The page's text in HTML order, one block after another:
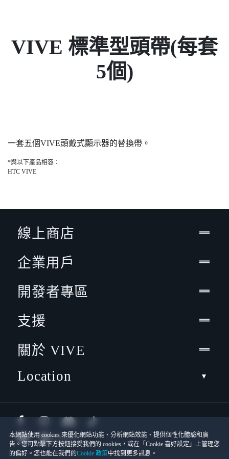
VIVE 標準型頭帶(每套
5個)
一套五個VIVE頭戴式顯示器的替換帶。
*與以下產品相容：
HTC VIVE
本網站使用 cookies 來優化網站功能、分析網站效能、提供個性化體驗和廣
告。您可點擊下方按鈕接受我們的 cookies，或在「Cookie 喜好設定」上管理您
的偏好。您也能在我們的Cookie 政策中找到更多訊息。
線上商店
企業用戶
開發者專區
支援
關於 VIVE
Location